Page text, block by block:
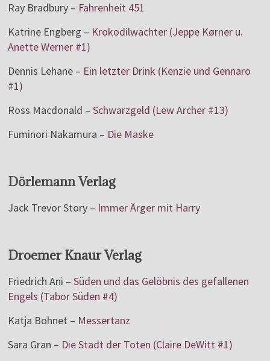
Ray Bradbury – Fahrenheit 451
Katrine Engberg – Krokodilwächter (Jeppe Kørner u.
Anette Werner #1)
Dennis Lehane – Ein letzter Drink (Kenzie und Gennaro
#1)
Ross Macdonald –Schwarzgeld (Lew Archer #13)
Fuminori Nakamura – Die Maske
Dörlemann Verlag
Jack Trevor Story – Immer Ärger mit Harry
Droemer Knaur Verlag
Friedrich Ani – Süden und das Gelöbnis des gefallenen
Engels (Tabor Süden #4)
Katja Bohnet – Messertanz
Sara Gran – Die Stadt der Toten (Claire DeWitt #1)